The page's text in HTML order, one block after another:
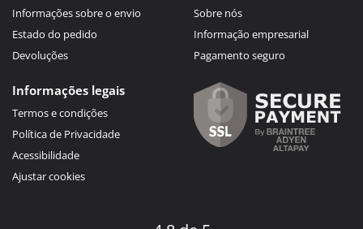
Informações sobre o envio
Estado do pedido
Devoluções
Sobre nós
Informação empresarial
Pagamento seguro
Informações legais
Termos e condições
Política de Privacidade
Acessibilidade
Ajustar cookies